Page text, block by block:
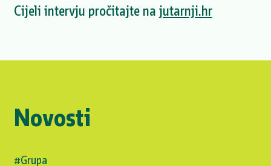
Cijeli intervju pročitajte na jutarnji.hr
Novosti
#Grupa